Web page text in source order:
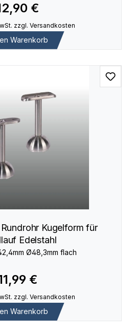
€
zzgl. Versandkosten
Warenkorb
Kugelform für
Edelstahl
Ø48,3mm flach
€
zzgl. Versandkosten
Warenkorb